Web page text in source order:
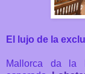
El lujo de la
Mallorca da la